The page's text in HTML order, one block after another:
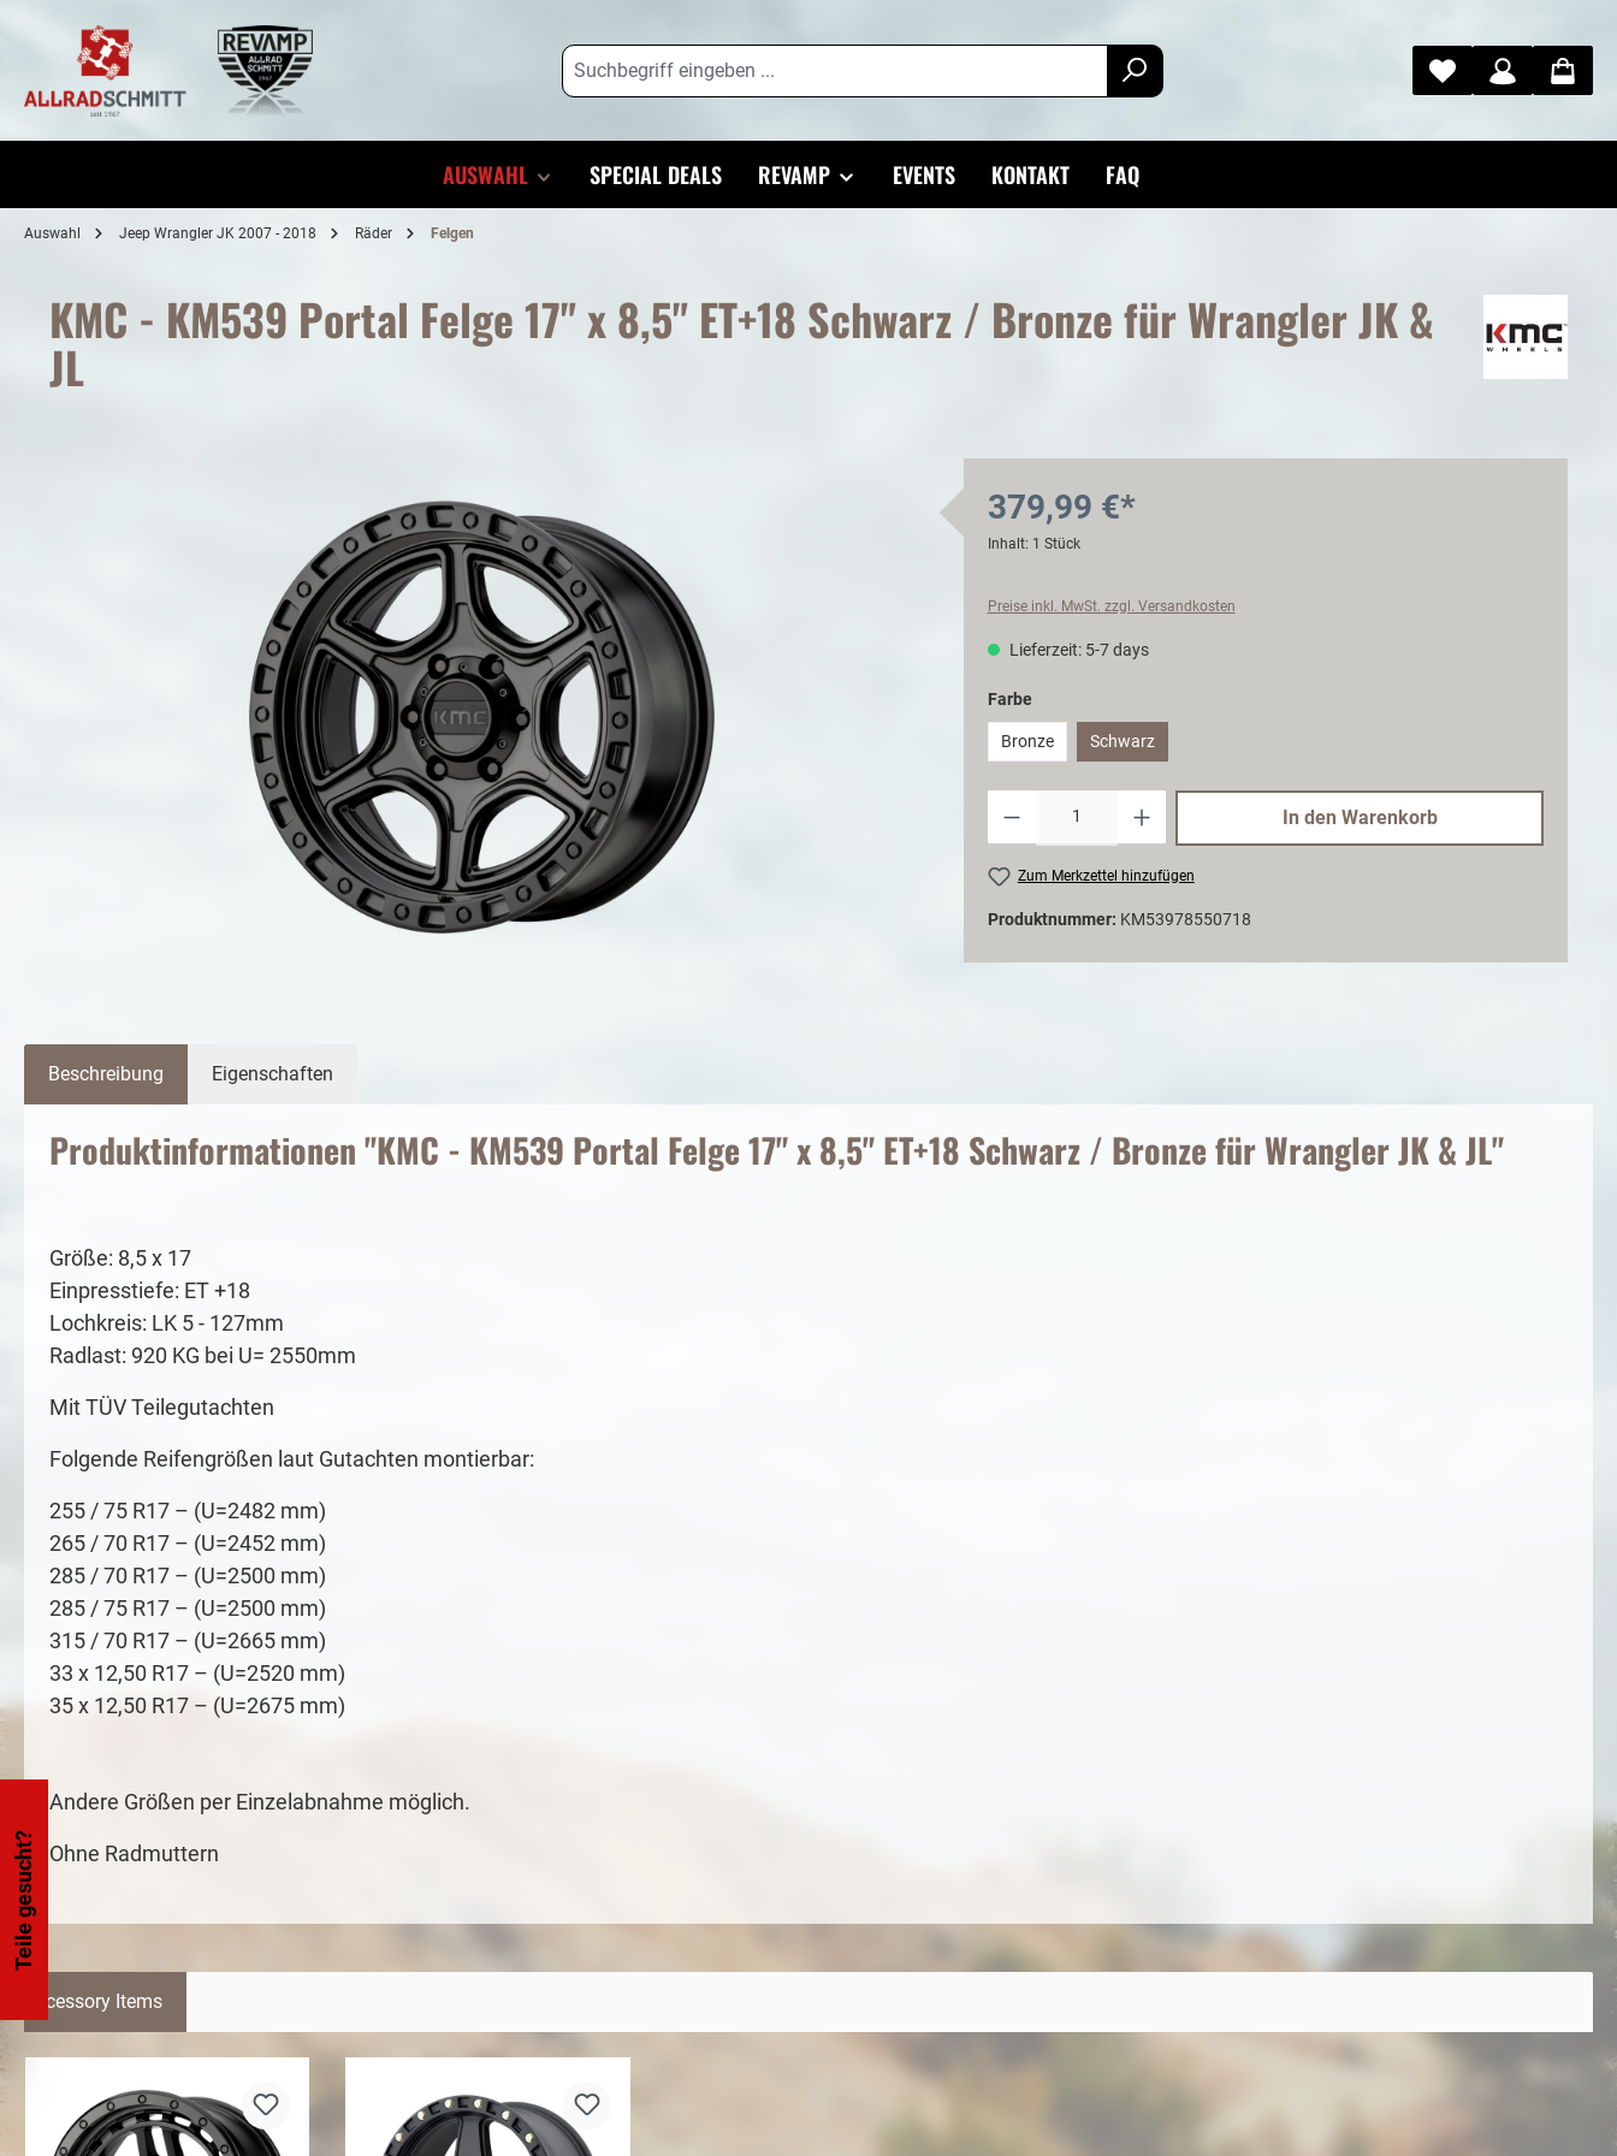
springen
AUSWAHL SPECIAL DEALS REVAMP EVENTS KONTAKT FAQ
Auswahl Jeep Wrangler JK 2007 - 2018 Räder Felgen
KMC - KM539 Portal Felge 17" x 8,5" ET+18 Schwarz / Bronze für Wrangler JK &
JL
379,99 €*
Inhalt: 1 Stück
Preise inkl. MwSt. zzgl. Versandkosten
Lieferzeit: 5-7 days
Farbe
Bronze Schwarz
In den Warenkorb
Zum Merkzettel hinzufügen
Produktnummer: KM53978550718
Beschreibung Eigenschaften
Produktinformationen "KMC - KM539 Portal Felge 17" x 8,5" ET+18 Schwarz / Bronze für Wrangler JK & JL"
Größe: 8,5 x 17
Einpresstiefe: ET +18
Lochkreis: LK 5 - 127mm
Radlast: 920 KG bei U= 2550mm
Mit TÜV Teilegutachten
Folgende Reifengrößen laut Gutachten montierbar:
255 / 75 R17 – (U=2482 mm)
265 / 70 R17 – (U=2452 mm)
285 / 70 R17 – (U=2500 mm)
285 / 75 R17 – (U=2500 mm)
315 / 70 R17 – (U=2665 mm)
33 x 12,50 R17 – (U=2520 mm)
35 x 12,50 R17 – (U=2675 mm)
Andere Größen per Einzelabnahme möglich.
Ohne Radmuttern
Accessory Items
Teile gesucht?